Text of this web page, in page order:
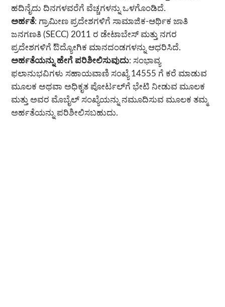
ಹದಿನೈದು ದಿನಗಳವರೆಗೆ ವೆಚ್ಚಗಳನ್ನು ಒಳಗೊಂಡಿದೆ.
ಅರ್ಹತೆ: ಗ್ರಾಮೀಣ ಪ್ರದೇಶಗಳಿಗೆ ಸಾಮಾಜಿಕ-ಆರ್ಥಿಕ ಜಾತಿ
ಜನಗಣತಿ (SECC) 2011 ರ ಡೇಟಾಬೇಸ್ ಮತ್ತು ನಗರ
ಪ್ರದೇಶಗಳಿಗೆ ಔದ್ಯೋಗಿಕ ಮಾನದಂಡಗಳನ್ನು ಆಧರಿಸಿದೆ.
ಅರ್ಹತೆಯನ್ನು ಹೇಗೆ ಪರಿಶೀಲಿಸುವುದು: ಸಂಭಾವ್ಯ
ಫಲಾನುಭವಿಗಳು ಸಹಾಯವಾಣಿ ಸಂಖ್ಯೆ 14555 ಗೆ ಕರೆ ಮಾಡುವ
ಮೂಲಕ ಅಥವಾ ಅಧಿಕೃತ ಪೋರ್ಟಲ್‌ಗೆ ಭೇಟಿ ನೀಡುವ ಮೂಲಕ
ಮತ್ತು ಅವರ ಮೊಬೈಲ್ ಸಂಖ್ಯೆಯನ್ನು ನಮೂದಿಸುವ ಮೂಲಕ ತಮ್ಮ
ಅರ್ಹತೆಯನ್ನು ಪರಿಶೀಲಿಸಬಹುದು.